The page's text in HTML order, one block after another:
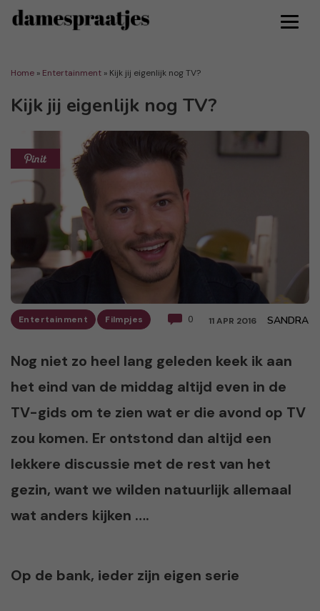
Home » Entertainment » Kijk jij eigenlijk nog TV?
Kijk jij eigenlijk nog TV?
Entertainment Filmpjes 0 11 APR 2016 SANDRA
Nog niet zo heel lang geleden keek ik aan
het eind van de middag altijd even in de
TV-gids om te zien wat er die avond op TV
zou komen. Er ontstond dan altijd een
lekkere discussie met de rest van het
gezin, want we wilden natuurlijk allemaal
wat anders kijken ….
Op de bank, ieder zijn eigen serie